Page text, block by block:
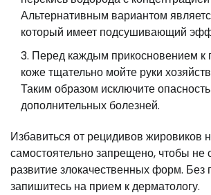
Альтернативным вариантом
который имеет подсушивающий
Перед каждым прикосновением к
коже тщательно мойте руки
Таким образом исключите
дополнительных болезней.
Избавиться от рецидивов жировиков
самостоятельно запрещено, чтобы не
развитие злокачественных форм. Без
запишитесь на прием к дерматологу.